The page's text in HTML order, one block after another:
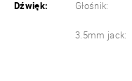
Dźwięk: Głośnik:
3.5mm jack: